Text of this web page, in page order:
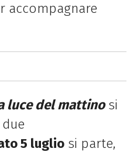
accompagnare
luce del mattinosi
5 lugliosi parte,